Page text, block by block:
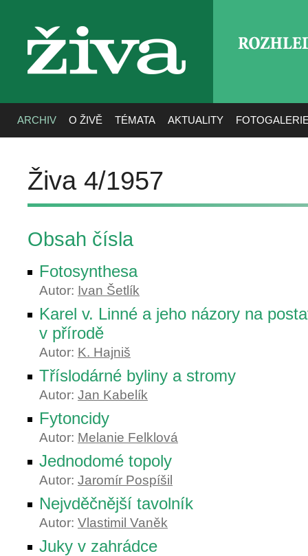
živa
ARCHIV O ŽIVĚ TÉMATA AKTUALITY
Živa 4/1957
Obsah čísla
Fotosynthesa
Autor: Ivan Šetlík
Karel v. Linné a jeho názory na
v přírodě
Autor: K. Hajniš
Tříslodárné byliny a stromy
Autor: Jan Kabelík
Fytoncidy
Autor: Melanie Felklová
Jednodomé topoly
Autor: Jaromír Pospíšil
Nejvděčnější tavolník
Autor: Vlastimil Vaněk
Juky v zahrádce